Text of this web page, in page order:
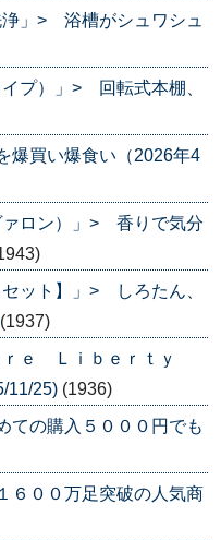
」> 浴槽がシュワシュ
プ）」> 回転式本棚、
爆買い爆食い（2026年4
ァロン）」> 香りで気分
ット】」> しろたん、
(1937)
ｒｅ Ｌｉｂｅｒｔｙ
11/25) (1936)
ての購入５０００円でも
６００万足突破の人気商